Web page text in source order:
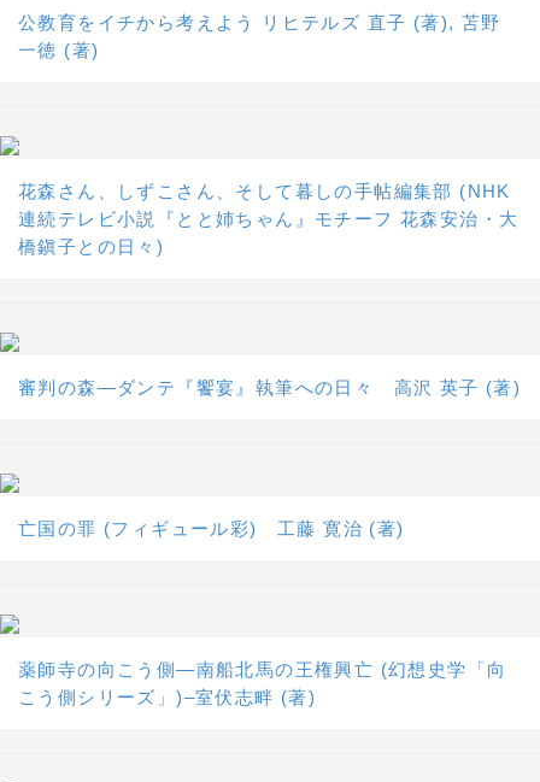
公教育をイチから考えよう リヒテルズ 直子 (著), 苫野
一徳 (著)
花森さん、しずこさん、そして暮しの手帖編集部 (NHK
連続テレビ小説『とと姉ちゃん』モチーフ 花森安治・大
橋鎭子との日々)
審判の森―ダンテ『饗宴』執筆への日々 高沢 英子 (著)
亡国の罪 (フィギュール彩) 工藤 寛治 (著)
薬師寺の向こう側―南船北馬の王権興亡 (幻想史学「向
こう側シリーズ」)–室伏志畔 (著)